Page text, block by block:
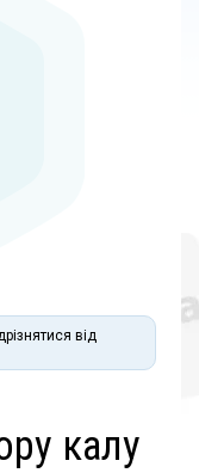
від